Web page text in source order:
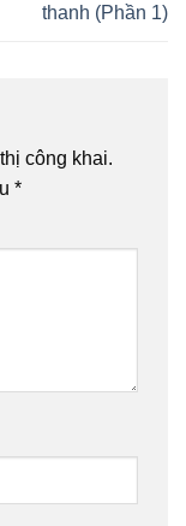
thanh (Phần 1)
công khai.
*